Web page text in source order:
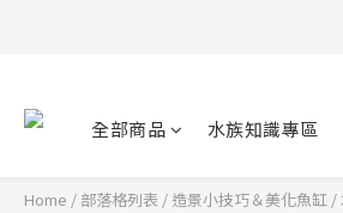
全部商品 水族知識專區
Home / 部落格列表 / 造景小技巧＆美化魚缸 /